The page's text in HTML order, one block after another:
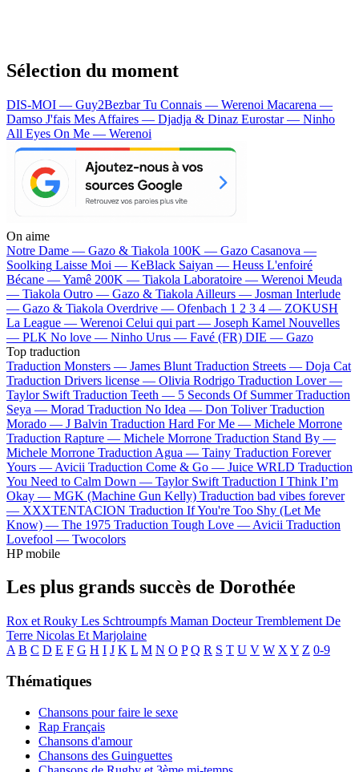
Sélection du moment
DIS-MOI — Guy2BezbarTu Connais — Werenoi Macarena —
Damso J'fais Mes Affaires — Djadja & Dinaz Eurostar — Ninho
All Eyes On Me — Werenoi
On aime
Notre Dame — Gazo & Tiakola 100K — Gazo Casanova —
Soolking Laisse Moi — KeBlack Saiyan — Heuss L'enfoiré
Bécane —Yamê 200K — Tiakola Laboratoire — Werenoi Meuda
— Tiakola Outro — Gazo & Tiakola Ailleurs — Josman Interlude
— Gazo & Tiakola Overdrive — Ofenbach 1 2 3 4 — ZOKUSH
La League — Werenoi Celui qui part — Joseph Kamel Nouvelles
— PLK No love — Ninho Urus — Favé (FR) DIE — Gazo
Top traduction
Traduction Monsters — James Blunt Traduction Streets — Doja Cat
Traduction Drivers license — Olivia Rodrigo Traduction Lover —
Taylor Swift Traduction Teeth — 5 Seconds Of Summer Traduction
Seya — Morad Traduction No Idea — Don Toliver Traduction
Morado — J Balvin Traduction Hard For Me — Michele Morrone
Traduction Rapture — Michele Morrone Traduction Stand By —
Michele Morrone Traduction Agua — Tainy Traduction Forever
Yours — Avicii Traduction Come & Go — Juice WRLD Traduction
You Need to Calm Down — Taylor Swift Traduction I Think I’m
Okay — MGK (Machine Gun Kelly) Traduction bad vibes forever
— XXXTENTACION Traduction If You're Too Shy (Let Me
Know) — The 1975 Traduction Tough Love — Avicii Traduction
Lovefool — Twocolors
HP mobile
Les plus grands succès de Dorothée
Rox et Rouky Les Schtroumpfs Maman DocteurTremblement De
Terre Nicolas Et Marjolaine
A B C D E F G H I J K L M N O P Q R S T U V W X Y Z 0-9
Thématiques
Chansons pour faire le sexe
Rap Français
Chansons d'amour
Chansons des Guinguettes